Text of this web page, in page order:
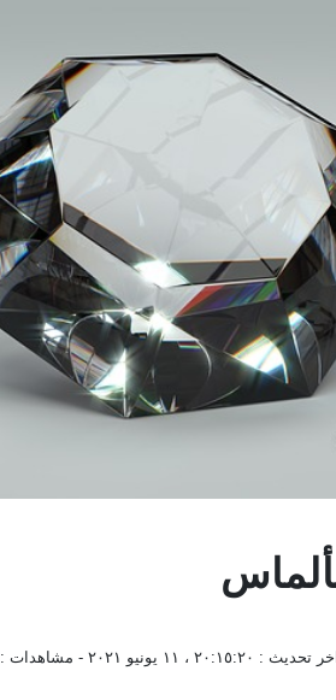
تحديث : ٢٠:١٥:٢٠ ، ١١ يونيو ٢٠٢١ - مشاهدات :